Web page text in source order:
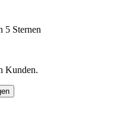
5 Sternen
Kunden.